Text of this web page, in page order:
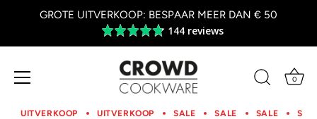
GROTE UITVERKOOP: BESPAAR MEER DAN € 50
Average
rating
4.8
out
of
5
144 reviews
0
UITVERKOOP UITVERKOOP SALE SALE SALE